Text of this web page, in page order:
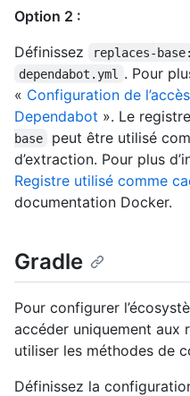
Option 2 :
Définissez
replaces-
dependabot.yml
. Pour
« Configuration de
Dependabot ». Le
base
peut être utilisé
d’extraction. Pour plus
Registre utilisé comme
documentation Docker.
Gradle
Pour configurer
accéder uniquement aux
utiliser les méthodes de
Définissez la